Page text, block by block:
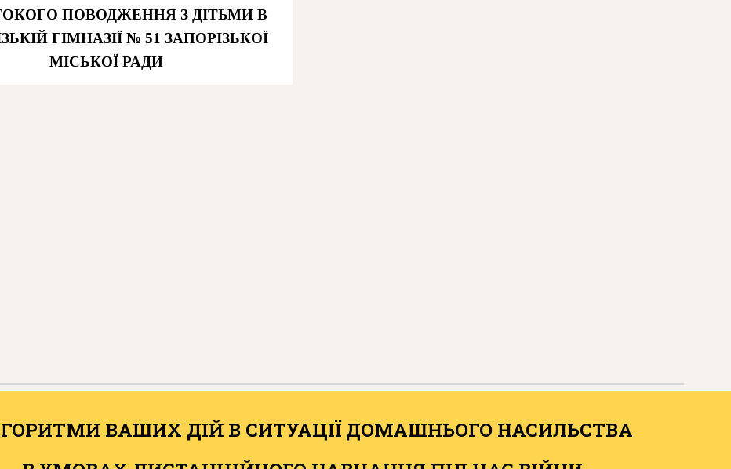
ПОВОДЖЕННЯ З ДІТЬМИ В
ГІМНАЗІЇ № 51 ЗАПОРІЗЬКОЇ
МІСЬКОЇ РАДИ
ВАШИХ ДІЙ В СИТУАЦІЇ ДОМАШНЬОГО НАСИЛЬСТВА